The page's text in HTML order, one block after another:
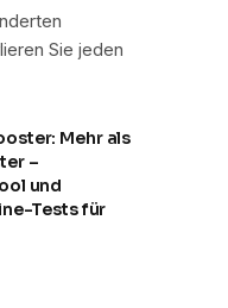
Sie jeden
Mehr als
–
und
Tests für